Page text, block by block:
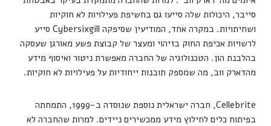
סייבר, היכולות שלה סייעו גם בחשיפת פעילויות לא חוקיות
ושחיתויות. במקרה אחד, המודיעין שסיפקה Cybersixgill סייע
לרשויות אכיפת החוק בזיהוי ומעצר של קבוצת פשע מאורגן שעסקה
בהלבנת הון. הטכנולוגיה של החברה מאפשרת ניטור ואיסוף מידע
מהדארק ווב, מה שמספק תובנות ייחודיות על פעילויות לא חוקיות.
Cellebrite, חברה ישראלית נוספת שנוסדה ב-1999, התמחתה
בפיתוח כלים לחילוץ מידע ממכשירים ניידים. למרות שהחברה לא